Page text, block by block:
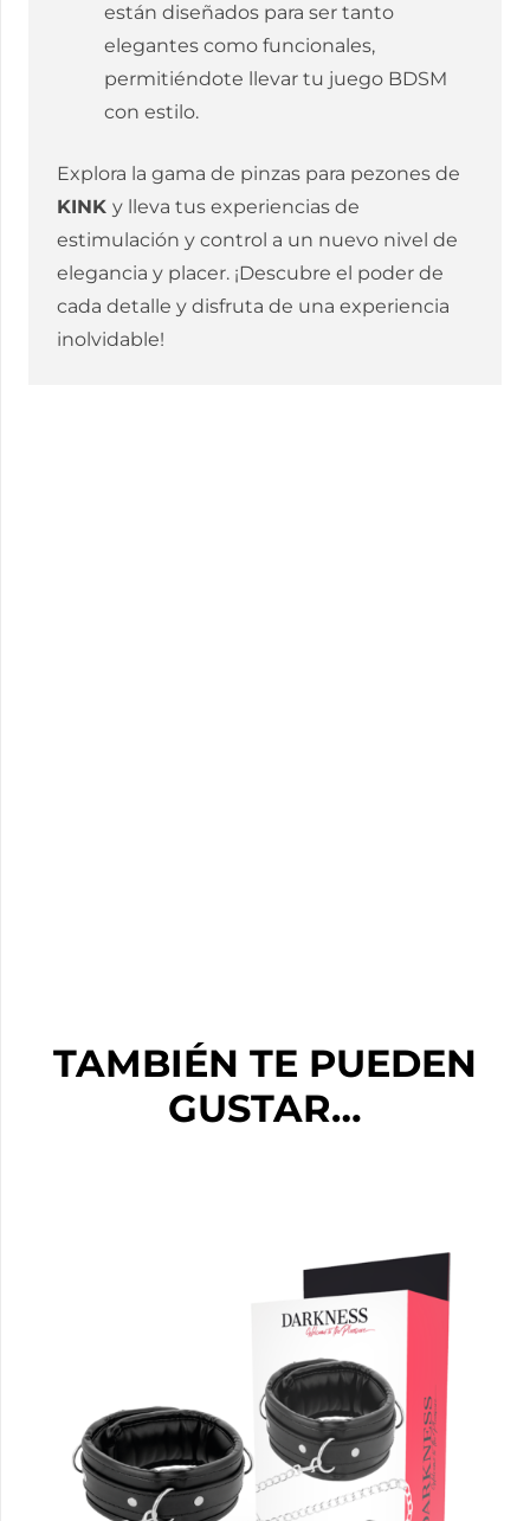
están diseñados para ser tanto
elegantes como funcionales,
permitiéndote llevar tu juego BDSM
con estilo.
Explora la gama de pinzas para pezones de
KINK y lleva tus experiencias de
estimulación y control a un nuevo nivel de
elegancia y placer. ¡Descubre el poder de
cada detalle y disfruta de una experiencia
inolvidable!
TAMBIÉN TE PUEDEN
GUSTAR…